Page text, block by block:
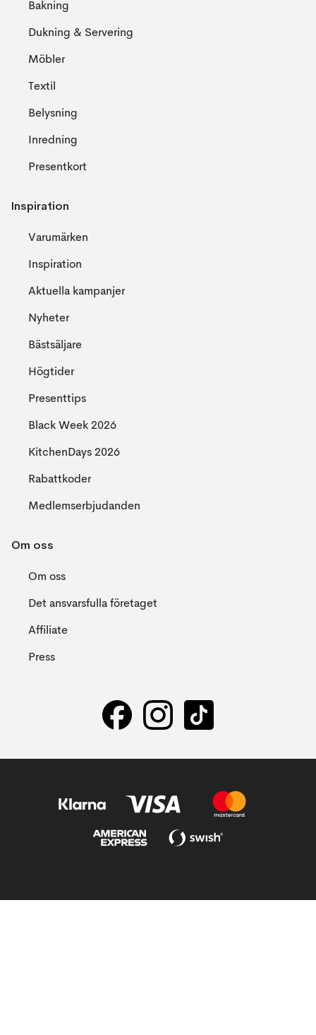
Bakning
Dukning & Servering
Möbler
Textil
Belysning
Inredning
Presentkort
Inspiration
Varumärken
Inspiration
Aktuella kampanjer
Nyheter
Bästsäljare
Högtider
Presenttips
Black Week 2026
KitchenDays 2026
Rabattkoder
Medlemserbjudanden
Om oss
Om oss
Det ansvarsfulla företaget
Affiliate
Press